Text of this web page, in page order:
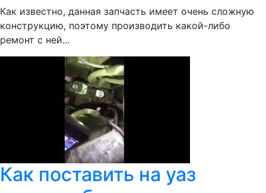
Как известно, данная запчасть имеет очень сложную
конструкцию, поэтому производить какой-либо
ремонт с ней...
Как поставить на уаз